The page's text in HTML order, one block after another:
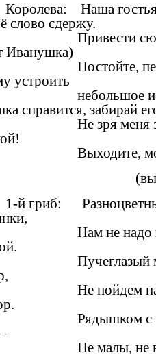
Королева: Наша
слово сдержу.
Привести
Иванушка)
Постойте, перед
устроить
небольшое
справится, забирай
Не зря меня
Выходите, мои
(выходят
1-й гриб:
Нам не надо ни
Пучеглазый
Не пойдем на
Рядышком с
Не малы, не